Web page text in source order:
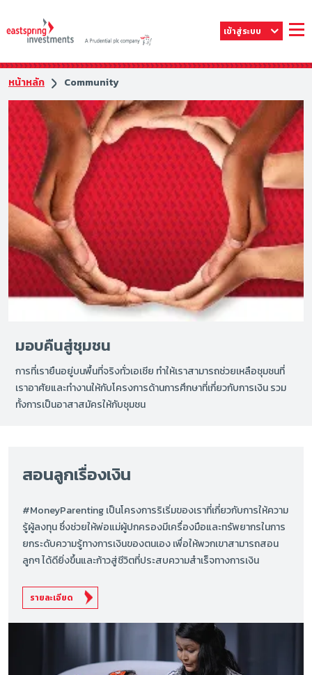
เข้าสู่ระบบ
หน้าหลัก Community
มอบคืนสู่ชุมชน
การที่เรายืนอยู่บนพื้นที่จริงทั่วเอเชีย ทำให้เราสามารถช่วยเหลือชุมชนที่
เราอาศัยและทำงานให้กับโครงการด้านการศึกษาที่เกี่ยวกับการเงิน รวม
ทั้งการเป็นอาสาสมัครให้กับชุมชน
สอนลูกเรื่องเงิน
#MoneyParenting เป็นโครงการริเริ่มของเราที่เกี่ยวกับการให้ความ
รู้ผู้ลงทุน ซึ่งช่วยให้พ่อแม่ผู้ปกครองมีเครื่องมือและทรัพยากรในการ
ยกระดับความรู้ทางการเงินของตนเอง เพื่อให้พวกเขาสามารถสอน
ลูกๆ ได้ดียิ่งขึ้นและก้าวสู่ชีวิตที่ประสบความสำเร็จทางการเงิน
รายละเอียด